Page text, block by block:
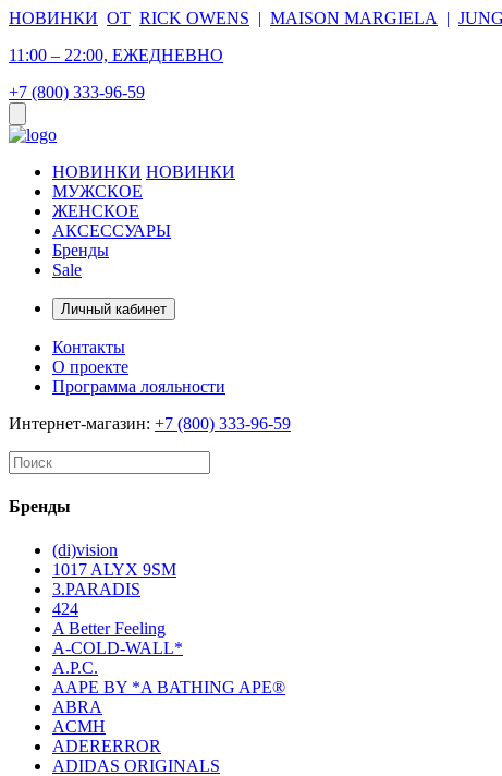
НОВИНКИ ОТ RICK OWENS | MAISON MARGIELA |
11:00 – 22:00, ЕЖЕДНЕВНО
+7 (800) 333-96-59
НОВИНКИ НОВИНКИ
МУЖСКОЕ
ЖЕНСКОЕ
АКСЕССУАРЫ
Бренды
Sale
Личный кабинет
Контакты
О проекте
Программа лояльности
Интернет-магазин: +7 (800) 333-96-59
Бренды
(di)vision
1017 ALYX 9SM
3.PARADIS
424
A Better Feeling
A-COLD-WALL*
A.P.C.
AAPE BY *A BATHING APE®
ABRA
ACMH
ADERERROR
ADIDAS ORIGINALS